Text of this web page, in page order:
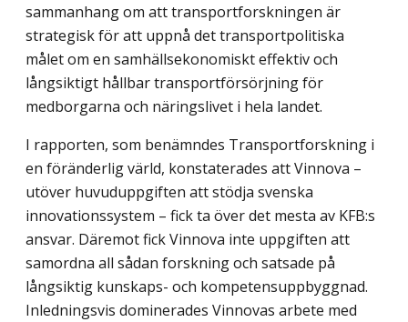
sammanhang om att transportforskningen är
strategisk för att uppnå det transportpolitiska
målet om en samhällsekonomiskt effektiv och
långsiktigt hållbar transportförsörjning för
medborgarna och näringslivet i hela landet.
I rapporten, som benämndes Transportforskning i
en föränderlig värld, konstaterades att Vinnova –
utöver huvuduppgiften att stödja svenska
innovationssystem – fick ta över det mesta av KFB:s
ansvar. Däremot fick Vinnova inte uppgiften att
samordna all sådan forskning och satsade på
långsiktig kunskaps- och kompetensuppbyggnad.
Inledningsvis dominerades Vinnovas arbete med